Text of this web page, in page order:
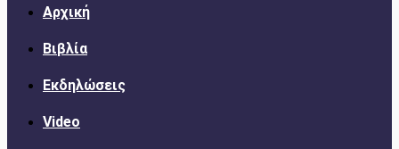
Αρχική
Βιβλία
Εκδηλώσεις
Video